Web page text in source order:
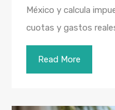
México y calcula
cuotas y gastos
Read More